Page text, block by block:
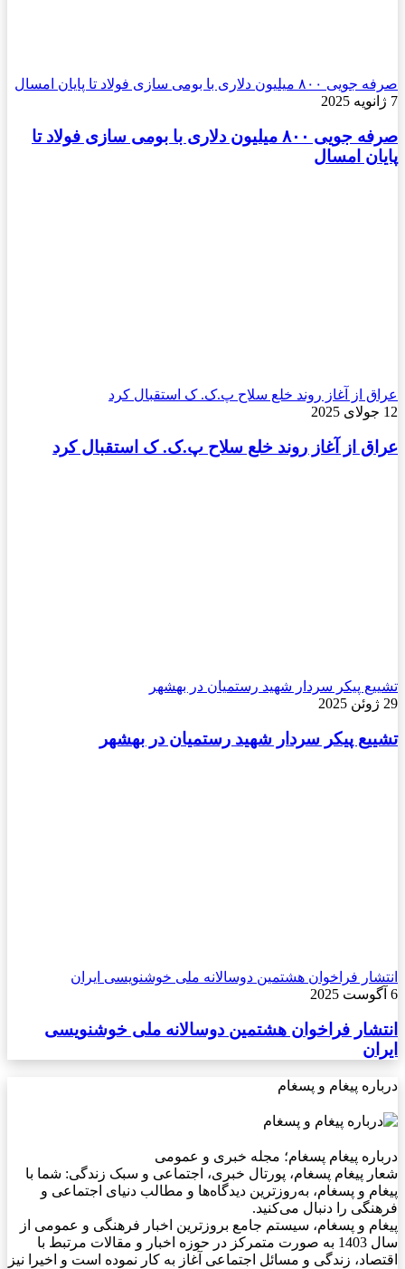
صرفه جویی ۸۰۰ میلیون دلاری با بومی سازی فولاد تا پایان امسال
7 ژانویه 2025
صرفه جویی ۸۰۰ میلیون دلاری با بومی سازی فولاد تا
پایان امسال
عراق از آغاز روند خلع سلاح پ.ک. ک استقبال کرد
12 جولای 2025
عراق از آغاز روند خلع سلاح پ.ک. ک استقبال کرد
تشییع پیکر سردار شهید رستمیان در بهشهر
29 ژوئن 2025
تشییع پیکر سردار شهید رستمیان در بهشهر
انتشار فراخوان هشتمین دوسالانه ملی خوشنویسی ایران
6 آگوست 2025
انتشار فراخوان هشتمین دوسالانه ملی خوشنویسی
ایران
درباره پیغام و پسغام
درباره پیغام پسغام؛ مجله خبری و عمومی
شعار پیغام پسغام، پورتال خبری، اجتماعی و سبک زندگی: شما با
پیغام و پسغام، به‌روزترین دیدگاه‌ها و مطالب دنیای اجتماعی و
فرهنگی را دنبال می‌کنید.
پیغام و پسغام، سیستم جامع بروزترین اخبار فرهنگی و عمومی از
سال 1403 به صورت متمرکز در حوزه اخبار و مقالات مرتبط با
اقتصاد، زندگی و مسائل اجتماعی آغاز به کار نموده است و اخیرا نیز